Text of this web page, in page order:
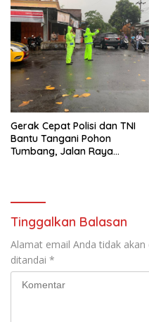
Gerak Cepat Polisi dan TNI
Bantu Tangani Pohon
Tumbang, Jalan Raya
Tinggalkan Balasan
Alamat email Anda tidak akan
ditandai *